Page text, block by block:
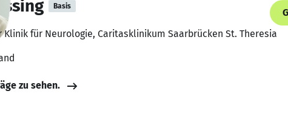
Basis
für Neurologie, Caritasklinikum Saarbrücken St. Theresia
zu sehen.